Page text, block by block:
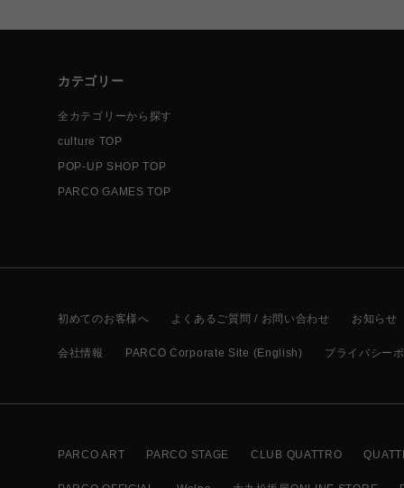
カテゴリー
全カテゴリーから探す
culture TOP
POP-UP SHOP TOP
PARCO GAMES TOP
初めてのお客様へ よくあるご質問 / お問い合わせ お知らせ
会社情報 PARCO Corporate Site (English) プライバシー
PARCO ART PARCO STAGE CLUB QUATTRO